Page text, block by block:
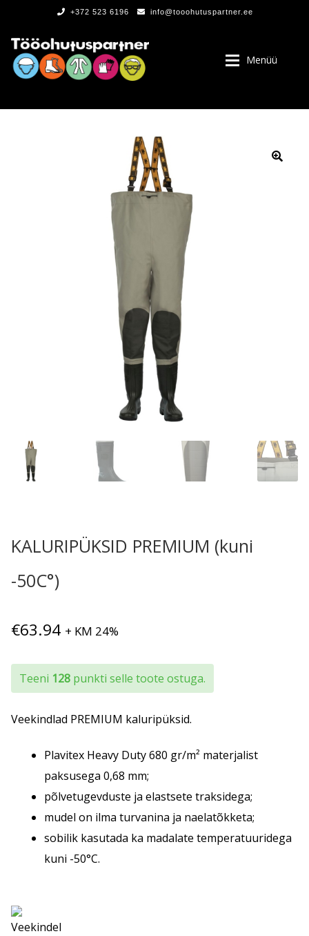
+372 523 6196 info@tooohutuspartner.ee
Menüü
KALURIPÜKSID PREMIUM (kuni
-50C°)
€63.94 + KM 24%
Teeni 128 punkti selle toote ostuga.
Veekindlad PREMIUM kaluripüksid.
Plavitex Heavy Duty 680 gr/m² materjalist
paksusega 0,68 mm;
põlvetugevduste ja elastsete traksidega;
mudel on ilma turvanina ja naelatõkketa;
sobilik kasutada ka madalate temperatuuridega
kuni -50°C.
Veekindel